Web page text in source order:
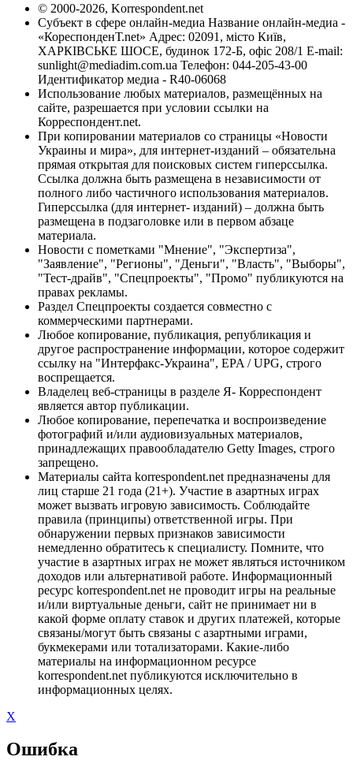
© 2000-2026, Korrespondent.net
Субъект в сфере онлайн-медиа Название онлайн-медиа -
«КореспонденТ.net» Адрес: 02091, місто Київ,
ХАРКІВСЬКЕ ШОСЕ, будинок 172-Б, офіс 208/1 E-mail:
sunlight@mediadim.com.ua Телефон: 044-205-43-00
Идентификатор медиа - R40-06068
Использование любых материалов, размещённых на
сайте, разрешается при условии ссылки на
Корреспондент.net.
При копировании материалов со страницы «Новости
Украины и мира», для интернет-изданий – обязательна
прямая открытая для поисковых систем гиперссылка.
Ссылка должна быть размещена в независимости от
полного либо частичного использования материалов.
Гиперссылка (для интернет- изданий) – должна быть
размещена в подзаголовке или в первом абзаце
материала.
Новости с пометками "Мнение", "Экспертиза",
"Заявление", "Регионы", "Деньги", "Власть", "Выборы",
"Тест-драйв", "Спецпроекты", "Промо" публикуются на
правах рекламы.
Раздел Спецпроекты создается совместно с
коммерческими партнерами.
Любое копирование, публикация, републикация и
другое распространение информации, которое содержит
ссылку на "Интерфакс-Украина", EPA / UPG, строго
воспрещается.
Владелец веб-страницы в разделе Я- Корреспондент
является автор публикации.
Любое копирование, перепечатка и воспроизведение
фотографий и/или аудиовизуальных материалов,
принадлежащих правообладателю Getty Images, строго
запрещено.
Материалы сайта korrespondent.net предназначены для
лиц старше 21 года (21+). Участие в азартных играх
может вызвать игровую зависимость. Соблюдайте
правила (принципы) ответственной игры. При
обнаружении первых признаков зависимости
немедленно обратитесь к специалисту. Помните, что
участие в азартных играх не может являться источником
доходов или альтернативой работе. Информационный
ресурс korrespondent.net не проводит игры на реальные
и/или виртуальные деньги, сайт не принимает ни в
какой форме оплату ставок и других платежей, которые
связаны/могут быть связаны с азартными играми,
букмекерами или тотализаторами. Какие-либо
материалы на информационном ресурсе
korrespondent.net публикуются исключительно в
информационных целях.
X
Ошибка